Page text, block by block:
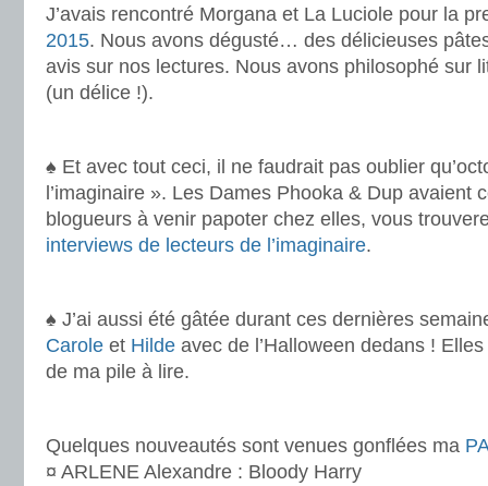
J’avais rencontré Morgana et La Luciole pour la
2015. Nous avons dégusté… des délicieuses
avis sur nos lectures. Nous avons philosophé sur
(un délice !).
♠ Et avec tout ceci, il ne faudrait pas oublier
l’imaginaire ». Les Dames Phooka & Dup avaient
blogueurs à venir papoter chez elles, vous
interviews de lecteurs de l’imaginaire.
♠ J’ai aussi été gâtée durant ces dernières
Carole et Hilde avec de l’Halloween dedans !
de ma pile à lire.
Quelques nouveautés sont venues gonflées ma
¤ ARLENE Alexandre : Bloody Harry